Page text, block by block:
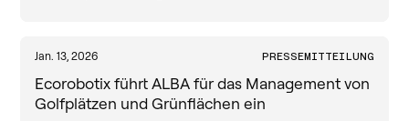
Jan. 13, 2026 PRESSEMITTEILUNG
Ecorobotix führt ALBA für das Management von
Golfplätzen und Grünflächen ein